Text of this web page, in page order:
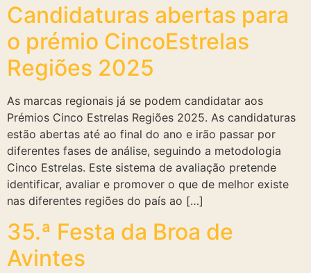
Candidaturas abertas para
o prémio CincoEstrelas
Regiões 2025
As marcas regionais já se podem candidatar aos
Prémios Cinco Estrelas Regiões 2025. As candidaturas
estão abertas até ao final do ano e irão passar por
diferentes fases de análise, seguindo a metodologia
Cinco Estrelas. Este sistema de avaliação pretende
identificar, avaliar e promover o que de melhor existe
nas diferentes regiões do país ao […]
35.ª Festa da Broa de
Avintes